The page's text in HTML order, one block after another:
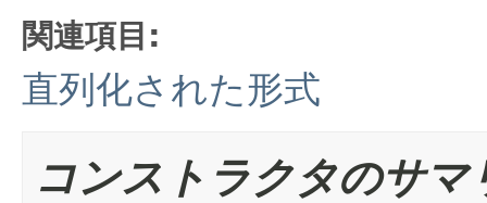
関連項目:
直列化された形式
コンストラクタのサマ